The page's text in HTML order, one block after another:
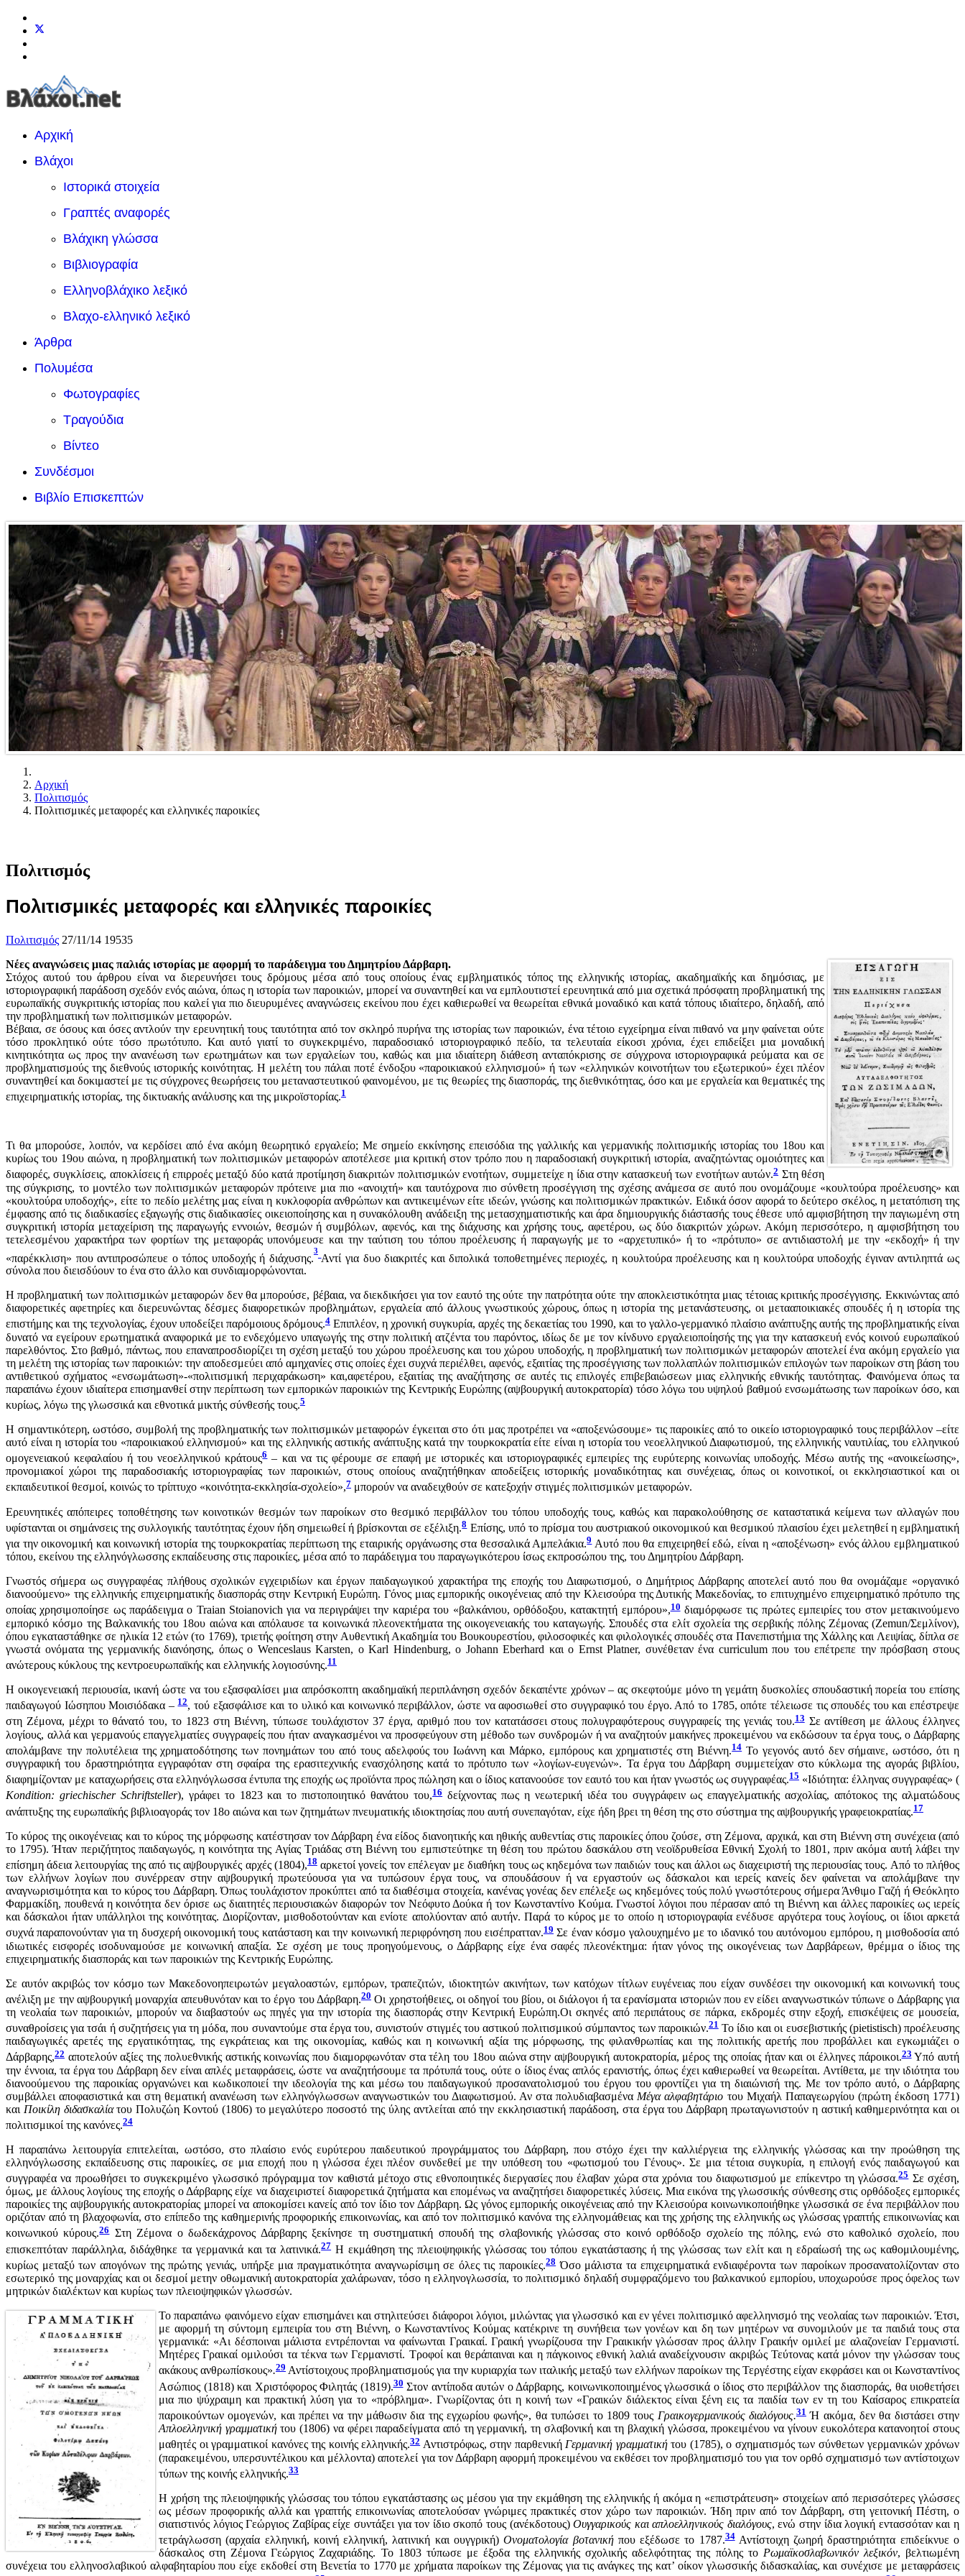
Αρχική
Βλάχοι
Ιστορικά στοιχεία
Γραπτές αναφορές
Βλάχικη γλώσσα
Βιβλιογραφία
Ελληνοβλάχικο λεξικό
Βλαχο-ελληνικό λεξικό
Άρθρα
Πολυμέσα
Φωτογραφίες
Τραγούδια
Βίντεο
Συνδέσμοι
Βιβλίο Επισκεπτών
Αρχική
Πολιτισμός
Πολιτισμικές μεταφορές και ελληνικές παροικίες
Πολιτισμός
Πολιτισμικές μεταφορές και ελληνικές παροικίες
Πολιτισμός 27/11/14 19535
Νέες αναγνώσεις μιας παλιάς ιστορίας με αφορμή το παράδειγμα του Δημητρίου Δάρβαρη.
Στόχος αυτού του άρθρου είναι να διερευνήσει τους δρόμους μέσα από τους οποίους ένας εμβληματικός τόπος της ελληνικής ιστορίας, ακαδημαϊκής και δημόσιας, με
ιστοριογραφική παράδοση σχεδόν ενός αιώνα, όπως η ιστορία των παροικιών, μπορεί να συναντηθεί και να εμπλουτιστεί ερευνητικά από μια σχετικά πρόσφατη προβληματική της
ευρωπαϊκής συγκριτικής ιστορίας που καλεί για πιο διευρυμένες αναγνώσεις εκείνου που έχει καθιερωθεί να θεωρείται εθνικά μοναδικό και κατά τόπους ιδιαίτερο, δηλαδή, από
την προβληματική των πολιτισμικών μεταφορών.
Βέβαια, σε όσους και όσες αντλούν την ερευνητική τους ταυτότητα από τον σκληρό πυρήνα της ιστορίας των παροικιών, ένα τέτοιο εγχείρημα είναι πιθανό να μην φαίνεται ούτε
τόσο προκλητικό ούτε τόσο πρωτότυπο. Και αυτό γιατί το συγκεκριμένο, παραδοσιακό ιστοριογραφικό πεδίο, τα τελευταία είκοσι χρόνια, έχει επιδείξει μια μοναδική
κινητικότητα ως προς την ανανέωση των ερωτημάτων και των εργαλείων του, καθώς και μια ιδιαίτερη διάθεση ανταπόκρισης σε σύγχρονα ιστοριογραφικά ρεύματα και σε
προβληματισμούς της διεθνούς ιστορικής κοινότητας. Η μελέτη του πάλαι ποτέ ένδοξου «παροικιακού ελληνισμού» ή των «ελληνικών κοινοτήτων του εξωτερικού» έχει πλέον
συναντηθεί και δοκιμαστεί με τις σύγχρονες θεωρήσεις του μεταναστευτικού φαινομένου, με τις θεωρίες της διασποράς, της διεθνικότητας, όσο και με εργαλεία και θεματικές της
επιχειρηματικής ιστορίας, της δικτυακής ανάλυσης και της μικροϊστορίας.1
Τι θα μπορούσε, λοιπόν, να κερδίσει από ένα ακόμη θεωρητικό εργαλείο; Με σημείο εκκίνησης επεισόδια της γαλλικής και γερμανικής πολιτισμικής ιστορίας του 18ου και
κυρίως του 19ου αιώνα, η προβληματική των πολιτισμικών μεταφορών αποτέλεσε μια κριτική στον τρόπο που η παραδοσιακή συγκριτική ιστορία, αναζητώντας ομοιότητες και
διαφορές, συγκλίσεις, αποκλίσεις ή επιρροές μεταξύ δύο κατά προτίμηση διακριτών πολιτισμικών ενοτήτων, συμμετείχε η ίδια στην κατασκευή των ενοτήτων αυτών.2 Στη θέση
της σύγκρισης, το μοντέλο των πολιτισμικών μεταφορών πρότεινε μια πιο «ανοιχτή» και ταυτόχρονα πιο σύνθετη προσέγγιση της σχέσης ανάμεσα σε αυτό που ονομάζουμε «κουλτούρα προέλευσης» και
«κουλτούρα υποδοχής», είτε το πεδίο μελέτης μας είναι η κυκλοφορία ανθρώπων και αντικειμένων είτε ιδεών, γνώσης και πολιτισμικών πρακτικών. Ειδικά όσον αφορά το δεύτερο σκέλος, η μετατόπιση της
έμφασης από τις διαδικασίες εξαγωγής στις διαδικασίες οικειοποίησης και η συνακόλουθη ανάδειξη της μετασχηματιστικής και άρα δημιουργικής διάστασής τους έθεσε υπό αμφισβήτηση την παγιωμένη στη
συγκριτική ιστορία μεταχείριση της παραγωγής εννοιών, θεσμών ή συμβόλων, αφενός, και της διάχυσης και χρήσης τους, αφετέρου, ως δύο διακριτών χώρων. Ακόμη περισσότερο, η αμφισβήτηση του
τετελεσμένου χαρακτήρα των φορτίων της μεταφοράς υπονόμευσε και την ταύτιση του τόπου προέλευσης ή παραγωγής με το «αρχετυπικό» ή το «πρότυπο» σε αντιδιαστολή με την «εκδοχή» ή την
«παρέκκλιση» που αντιπροσώπευε ο τόπος υποδοχής ή διάχυσης.
3
Αντί για δυο διακριτές και διπολικά τοποθετημένες περιοχές, η κουλτούρα προέλευσης και η κουλτούρα υποδοχής έγιναν αντιληπτά ως
σύνολα που διεισδύουν το ένα στο άλλο και συνδιαμορφώνονται.
Η προβληματική των πολιτισμικών μεταφορών δεν θα μπορούσε, βέβαια, να διεκδικήσει για τον εαυτό της ούτε την πατρότητα ούτε την αποκλειστικότητα μιας τέτοιας κριτικής προσέγγισης. Εκκινώντας από
διαφορετικές αφετηρίες και διερευνώντας δέσμες διαφορετικών προβλημάτων, εργαλεία από άλλους γνωστικούς χώρους, όπως η ιστορία της μετανάστευσης, οι μετααποικιακές σπουδές ή η ιστορία της
επιστήμης και της τεχνολογίας, έχουν υποδείξει παρόμοιους δρόμους.4 Επιπλέον, η χρονική συγκυρία, αρχές της δεκαετίας του 1990, και το γαλλο-γερμανικό πλαίσιο ανάπτυξης αυτής της προβληματικής είναι
δυνατό να εγείρουν ερωτηματικά αναφορικά με το ενδεχόμενο υπαγωγής της στην πολιτική ατζέντα του παρόντος, ιδίως δε με τον κίνδυνο εργαλειοποίησής της για την κατασκευή ενός κοινού ευρωπαϊκού
παρελθόντος. Στο βαθμό, πάντως, που επαναπροσδιορίζει τη σχέση μεταξύ του χώρου προέλευσης και του χώρου υποδοχής, η προβληματική των πολιτισμικών μεταφορών αποτελεί ένα ακόμη εργαλείο για
τη μελέτη της ιστορίας των παροικιών: την αποδεσμεύει από αμηχανίες στις οποίες έχει συχνά περιέλθει, αφενός, εξαιτίας της προσέγγισης των πολλαπλών πολιτισμικών επιλογών των παροίκων στη βάση του
αντιθετικού σχήματος «ενσωμάτωση»-«πολιτισμική περιχαράκωση» και,αφετέρου, εξαιτίας της αναζήτησης σε αυτές τις επιλογές επιβεβαιώσεων μιας ελληνικής εθνικής ταυτότητας. Φαινόμενα όπως τα
παραπάνω έχουν ιδιαίτερα επισημανθεί στην περίπτωση των εμπορικών παροικιών της Κεντρικής Ευρώπης (αψβουργική αυτοκρατορία) τόσο λόγω του υψηλού βαθμού ενσωμάτωσης των παροίκων όσο, και
κυρίως, λόγω της γλωσσικά και εθνοτικά μικτής σύνθεσής τους.5
Η σημαντικότερη, ωστόσο, συμβολή της προβληματικής των πολιτισμικών μεταφορών έγκειται στο ότι μας προτρέπει να «αποξενώσουμε» τις παροικίες από το οικείο ιστοριογραφικό τους περιβάλλον –είτε
αυτό είναι η ιστορία του «παροικιακού ελληνισμού» και της ελληνικής αστικής ανάπτυξης κατά την τουρκοκρατία είτε είναι η ιστορία του νεοελληνικού Διαφωτισμού, της ελληνικής ναυτιλίας, του ελληνικού
ομογενειακού κεφαλαίου ή του νεοελληνικού κράτους6– και να τις φέρουμε σε επαφή με ιστορικές και ιστοριογραφικές εμπειρίες της ευρύτερης κοινωνίας υποδοχής. Μέσω αυτής της «ανοικείωσης»,
προνομιακοί χώροι της παραδοσιακής ιστοριογραφίας των παροικιών, στους οποίους αναζητήθηκαν αποδείξεις ιστορικής μοναδικότητας και συνέχειας, όπως οι κοινοτικοί, οι εκκλησιαστικοί και οι
εκπαιδευτικοί θεσμοί, κοινώς το τρίπτυχο «κοινότητα-εκκλησία-σχολείο»,7 μπορούν να αναδειχθούν σε κατεξοχήν στιγμές πολιτισμικών μεταφορών.
Ερευνητικές απόπειρες τοποθέτησης των κοινοτικών θεσμών των παροίκων στο θεσμικό περιβάλλον του τόπου υποδοχής τους, καθώς και παρακολούθησης σε καταστατικά κείμενα των αλλαγών που
υφίστανται οι σημάνσεις της συλλογικής ταυτότητας έχουν ήδη σημειωθεί ή βρίσκονται σε εξέλιξη.8Επίσης, υπό το πρίσμα του αυστριακού οικονομικού και θεσμικού πλαισίου έχει μελετηθεί η εμβληματική
για την οικονομική και κοινωνική ιστορία της τουρκοκρατίας περίπτωση της εταιρικής οργάνωσης στα θεσσαλικά Αμπελάκια.9Αυτό που θα επιχειρηθεί εδώ, είναι η «αποξένωση» ενός άλλου εμβληματικού
τόπου, εκείνου της ελληνόγλωσσης εκπαίδευσης στις παροικίες, μέσα από το παράδειγμα του παραγωγικότερου ίσως εκπροσώπου της, του Δημητρίου Δάρβαρη.
Γνωστός σήμερα ως συγγραφέας πλήθους σχολικών εγχειριδίων και έργων παιδαγωγικού χαρακτήρα της εποχής του Διαφωτισμού, ο Δημήτριος Δάρβαρης αποτελεί αυτό που θα ονομάζαμε «οργανικό
διανοούμενο» της ελληνικής επιχειρηματικής διασποράς στην Κεντρική Ευρώπη. Γόνος μιας εμπορικής οικογένειας από την Κλεισούρα της Δυτικής Μακεδονίας, το επιτυχημένο επιχειρηματικό πρότυπο της
οποίας χρησιμοποίησε ως παράδειγμα ο Traian Stoianovich για να περιγράψει την καριέρα του «βαλκάνιου, ορθόδοξου, κατακτητή εμπόρου»,10διαμόρφωσε τις πρώτες εμπειρίες του στον μετακινούμενο
εμπορικό κόσμο της Βαλκανικής του 18ου αιώνα και απόλαυσε τα κοινωνικά πλεονεκτήματα της οικογενειακής του καταγωγής. Σπουδές στα ελίτ σχολεία της σερβικής πόλης Ζέμονας (Zemun/Σεμλίνον),
όπου εγκαταστάθηκε σε ηλικία 12 ετών (το 1769), τριετής φοίτηση στην Αυθεντική Ακαδημία του Βουκουρεστίου, φιλοσοφικές και φιλολογικές σπουδές στα Πανεπιστήμια της Χάλλης και Λειψίας, δίπλα σε
γνωστά ονόματα της γερμανικής διανόησης, όπως ο Wenceslaus Karsten, ο Karl Hindenburg, ο Johann Eberhard και ο Ernst Platner, συνέθεταν ένα curriculum που του επέτρεπε την πρόσβαση στους
ανώτερους κύκλους της κεντροευρωπαϊκής και ελληνικής λογιοσύνης.11
Η οικογενειακή περιουσία, ικανή ώστε να του εξασφαλίσει μια απρόσκοπτη ακαδημαϊκή περιπλάνηση σχεδόν δεκαπέντε χρόνων – ας σκεφτούμε μόνο τη γεμάτη δυσκολίες σπουδαστική πορεία του επίσης
παιδαγωγού Ιώσηπου Μοισιόδακα –12, τού εξασφάλισε και το υλικό και κοινωνικό περιβάλλον, ώστε να αφοσιωθεί στο συγγραφικό του έργο. Από το 1785, οπότε τέλειωσε τις σπουδές του και επέστρεψε
στη Ζέμονα, μέχρι το θάνατό του, το 1823 στη Βιέννη, τύπωσε τουλάχιστον 37 έργα, αριθμό που τον κατατάσσει στους πολυγραφότερους συγγραφείς της γενιάς του.13Σε αντίθεση με άλλους έλληνες
λογίους, αλλά και γερμανούς επαγγελματίες συγγραφείς που ήταν αναγκασμένοι να προσφεύγουν στη μέθοδο των συνδρομών ή να αναζητούν μαικήνες προκειμένου να εκδώσουν τα έργα τους, ο Δάρβαρης
απολάμβανε την πολυτέλεια της χρηματοδότησης των πονημάτων του από τους αδελφούς του Ιωάννη και Μάρκο, εμπόρους και χρηματιστές στη Βιέννη.14Το γεγονός αυτό δεν σήμαινε, ωστόσο, ότι η
συγγραφική του δραστηριότητα εγγραφόταν στη σφαίρα της ερασιτεχνικής ενασχόλησης κατά το πρότυπο των «λογίων-ευγενών». Τα έργα του Δάρβαρη συμμετείχαν στο κύκλωμα της αγοράς βιβλίου,
διαφημίζονταν με καταχωρήσεις στα ελληνόγλωσσα έντυπα της εποχής ως προϊόντα προς πώληση και ο ίδιος κατανοούσε τον εαυτό του και ήταν γνωστός ως συγγραφέας.15 «Ιδιότητα: έλληνας συγγραφέας» (
Kondition: griechischer Schriftsteller), γράφει το 1823 και το πιστοποιητικό θανάτου του,16δείχνοντας πως η νεωτερική ιδέα του συγγράφειν ως επαγγελματικής ασχολίας, απότοκος της αλματώδους
ανάπτυξης της ευρωπαϊκής βιβλιοαγοράς τον 18ο αιώνα και των ζητημάτων πνευματικής ιδιοκτησίας που αυτή συνεπαγόταν, είχε ήδη βρει τη θέση της στο σύστημα της αψβουργικής γραφειοκρατίας.17
Το κύρος της οικογένειας και το κύρος της μόρφωσης κατέστησαν τον Δάρβαρη ένα είδος διανοητικής και ηθικής αυθεντίας στις παροικίες όπου ζούσε, στη Ζέμονα, αρχικά, και στη Βιέννη στη συνέχεια (από
το 1795). Ήταν περιζήτητος παιδαγωγός, η κοινότητα της Αγίας Τριάδας στη Βιέννη του εμπιστεύτηκε τη θέση του πρώτου δασκάλου στη νεοϊδρυθείσα Εθνική Σχολή το 1801, πριν ακόμα αυτή λάβει την
επίσημη άδεια λειτουργίας της από τις αψβουργικές αρχές (1804),18αρκετοί γονείς τον επέλεγαν με διαθήκη τους ως κηδεμόνα των παιδιών τους και άλλοι ως διαχειριστή της περιουσίας τους. Από το πλήθος
των ελλήνων λογίων που συνέρρεαν στην αψβουργική πρωτεύουσα για να τυπώσουν έργα τους, να σπουδάσουν ή να εργαστούν ως δάσκαλοι και ιερείς κανείς δεν φαίνεται να απολάμβανε την
αναγνωρισιμότητα και το κύρος του Δάρβαρη. Όπως τουλάχιστον προκύπτει από τα διαθέσιμα στοιχεία, κανένας γονέας δεν επέλεξε ως κηδεμόνες τούς πολύ γνωστότερους σήμερα Άνθιμο Γαζή ή Θεόκλητο
Φαρμακίδη, πουθενά η κοινότητα δεν όρισε ως διαιτητές περιουσιακών διαφορών τον Νεόφυτο Δούκα ή τον Κωνσταντίνο Κούμα. Γνωστοί λόγιοι που πέρασαν από τη Βιέννη και άλλες παροικίες ως ιερείς
και δάσκαλοι ήταν υπάλληλοι της κοινότητας. Διορίζονταν, μισθοδοτούνταν και ενίοτε απολύονταν από αυτήν. Παρά το κύρος με το οποίο η ιστοριογραφία ενέδυσε αργότερα τους λογίους, οι ίδιοι αρκετά
συχνά παραπονούνταν για τη δυσχερή οικονομική τους κατάσταση και την κοινωνική περιφρόνηση που εισέπρατταν.19 Σε έναν κόσμο γαλουχημένο με το ιδανικό του αυτόνομου εμπόρου, η μισθοδοσία από
ιδιωτικές εισφορές ισοδυναμούσε με κοινωνική απαξία. Σε σχέση με τους προηγούμενους, ο Δάρβαρης είχε ένα σαφές πλεονέκτημα: ήταν γόνος της οικογένειας των Δαρβάρεων, θρέμμα ο ίδιος της
επιχειρηματικής διασποράς και των παροικιών της Κεντρικής Ευρώπης.
Σε αυτόν ακριβώς τον κόσμο των Μακεδονοηπειρωτών μεγαλοαστών, εμπόρων, τραπεζιτών, ιδιοκτητών ακινήτων, των κατόχων τίτλων ευγένειας που είχαν συνδέσει την οικονομική και κοινωνική τους
ανέλιξη με την αψβουργική μοναρχία απευθυνόταν και το έργο του Δάρβαρη.20 Οι χρηστοήθειες, οι οδηγοί του βίου, οι διάλογοι ή τα ερανίσματα ιστοριών που εν είδει αναγνωστικών τύπωνε ο Δάρβαρης για
τη νεολαία των παροικιών, μπορούν να διαβαστούν ως πηγές για την ιστορία της διασποράς στην Κεντρική Ευρώπη.Οι σκηνές από περιπάτους σε πάρκα, εκδρομές στην εξοχή, επισκέψεις σε μουσεία,
συναθροίσεις για τσάι ή συζητήσεις για τη μόδα, που συναντούμε στα έργα του, συνιστούν στιγμές του αστικού πολιτισμικού σύμπαντος των παροικιών.21Το ίδιο και οι ευσεβιστικής (pietistisch) προέλευσης
παιδαγωγικές αρετές της εργατικότητας, της εγκράτειας και της οικονομίας, καθώς και η κοινωνική αξία της μόρφωσης, της φιλανθρωπίας και της πολιτικής αρετής που προβάλλει και εγκωμιάζει ο
Δάρβαρης,22 αποτελούν αξίες της πολυεθνικής αστικής κοινωνίας που διαμορφωνόταν στα τέλη του 18ου αιώνα στην αψβουργική αυτοκρατορία, μέρος της οποίας ήταν και οι έλληνες πάροικοι.23Υπό αυτή
την έννοια, τα έργα του Δάρβαρη δεν είναι απλές μεταφράσεις, ώστε να αναζητήσουμε τα πρότυπά τους, ούτε ο ίδιος ένας απλός ερανιστής, όπως έχει καθιερωθεί να θεωρείται. Αντίθετα, με την ιδιότητα του
διανοούμενου της παροικίας οργανώνει και κωδικοποιεί την ιδεολογία της και μέσω του παιδαγωγικού προσανατολισμού του έργου του φροντίζει για τη διαιώνισή της. Με τον τρόπο αυτό, ο Δάρβαρης
συμβάλλει αποφασιστικά και στη θεματική ανανέωση των ελληνόγλωσσων αναγνωστικών του Διαφωτισμού. Αν στα πολυδιαβασμένα Μέγα αλφαβητάριο του Μιχαήλ Παπαγεωργίου (πρώτη έκδοση 1771)
και Ποικίλη διδασκαλίατου Πολυζώη Κοντού (1806) το μεγαλύτερο ποσοστό της ύλης αντλείται από την εκκλησιαστική παράδοση, στα έργα του Δάρβαρη πρωταγωνιστούν η αστική καθημερινότητα και οι
πολιτισμικοί της κανόνες.24
Η παραπάνω λειτουργία επιτελείται, ωστόσο, στο πλαίσιο ενός ευρύτερου παιδευτικού προγράμματος του Δάρβαρη, που στόχο έχει την καλλιέργεια της ελληνικής γλώσσας και την προώθηση της
ελληνόγλωσσης εκπαίδευσης στις παροικίες, σε μια εποχή που η γλώσσα έχει πλέον συνδεθεί με την υπόθεση του «φωτισμού του Γένους». Σε μια τέτοια συγκυρία, η επιλογή ενός παιδαγωγού και
συγγραφέα να προωθήσει το συγκεκριμένο γλωσσικό πρόγραμμα τον καθιστά μέτοχο στις εθνοποιητικές διεργασίες που έλαβαν χώρα στα χρόνια του διαφωτισμού με επίκεντρο τη γλώσσα.25Σε σχέση,
όμως, με άλλους λογίους της εποχής ο Δάρβαρης είχε να διαχειριστεί διαφορετικά ζητήματα και επομένως να αναζητήσει διαφορετικές λύσεις. Μια εικόνα της γλωσσικής σύνθεσης στις ορθόδοξες εμπορικές
παροικίες της αψβουργικής αυτοκρατορίας μπορεί να αποκομίσει κανείς από τον ίδιο τον Δάρβαρη. Ως γόνος εμπορικής οικογένειας από την Κλεισούρα κοινωνικοποιήθηκε γλωσσικά σε ένα περιβάλλον που
οριζόταν από τη βλαχοφωνία, στο επίπεδο της καθημερινής προφορικής επικοινωνίας, και από τον πολιτισμικό κανόνα της ελληνομάθειας και της χρήσης της ελληνικής ως γλώσσας γραπτής επικοινωνίας και
κοινωνικού κύρους.26Στη Ζέμονα ο δωδεκάχρονος Δάρβαρης ξεκίνησε τη συστηματική σπουδή της σλαβονικής γλώσσας στο κοινό ορθόδοξο σχολείο της πόλης, ενώ στο καθολικό σχολείο, που
επισκεπτόταν παράλληλα, διδάχθηκε τα γερμανικά και τα λατινικά.27Η εκμάθηση της πλειοψηφικής γλώσσας του τόπου εγκατάστασης ή της γλώσσας των ελίτ και η εδραίωσή της ως καθομιλουμένης,
κυρίως μεταξύ των απογόνων της πρώτης γενιάς, υπήρξε μια πραγματικότητα αναγνωρίσιμη σε όλες τις παροικίες.28Όσο μάλιστα τα επιχειρηματικά ενδιαφέροντα των παροίκων προσανατολίζονταν στο
εσωτερικό της μοναρχίας και οι δεσμοί μετην οθωμανική αυτοκρατορία χαλάρωναν, τόσο η ελληνογλωσσία, το πολιτισμικό δηλαδή συμφραζόμενο του βαλκανικού εμπορίου, υποχωρούσε προς όφελος των
μητρικών διαλέκτων και κυρίως των πλειοψηφικών γλωσσών.
Το παραπάνω φαινόμενο είχαν επισημάνει και στηλιτεύσει διάφοροι λόγιοι, μιλώντας για γλωσσικό και εν γένει πολιτισμικό αφελληνισμό της νεολαίας των παροικιών. Έτσι,
με αφορμή τη σύντομη εμπειρία του στη Βιέννη, ο Κωνσταντίνος Κούμας κατέκρινε τη συνήθεια των γονέων και δη των μητέρων να συνομιλούν με τα παιδιά τους στα
γερμανικά: «Αι δέσποιναι μάλιστα εντρέπονται να φαίνωνται Γραικαί. Γραική γνωρίζουσα την Γραικικήν γλώσσαν προς άλλην Γραικήν ομιλεί με αλαζονείαν Γερμανιστί.
Μητέρες Γραικαί ομιλούσι τα τέκνα των Γερμανιστί. Τροφοί και θεράπαιναι και η πάγκοινος εθνική λαλιά αναδείχνουσιν ακριβώς Τεύτονας κατά μόνον την γλώσσαν τους
ακάκους ανθρωπίσκους».29 Αντίστοιχους προβληματισμούς για την κυριαρχία των ιταλικής μεταξύ των ελλήνων παροίκων της Τεργέστης είχαν εκφράσει και οι Κωνσταντίνος
Ασώπιος (1818) και Χριστόφορος Φιλητάς (1819).30Στον αντίποδα αυτών ο Δάρβαρης, κοινωνικοποιημένος γλωσσικά ο ίδιος στο περιβάλλον της διασποράς, θα υιοθετήσει
μια πιο ψύχραιμη και πρακτική λύση για το «πρόβλημα». Γνωρίζοντας ότι η κοινή των «Γραικών διάλεκτος είναι ξένη εις τα παιδία των εν τη του Καίσαρος επικρατεία
παροικούντων ομογενών, και πρέπει να την μάθωσιν δια της εγχωρίου φωνής», θα τυπώσει το 1809 τους Γραικογερμανικούς διαλόγους.31Ή ακόμα, δεν θα διστάσει στην
Απλοελληνική γραμματικήτου (1806) να φέρει παραδείγματα από τη γερμανική, τη σλαβονική και τη βλαχική γλώσσα, προκειμένου να γίνουν ευκολότερα κατανοητοί στους
μαθητές οι γραμματικοί κανόνες της κοινής ελληνικής.32Αντιστρόφως, στην παρθενικήΓερμανική γραμματικήτου (1785), ο σχηματισμός των σύνθετων γερμανικών χρόνων
(παρακειμένου, υπερσυντέλικου και μέλλοντα) αποτελεί για τον Δάρβαρη αφορμή προκειμένου να εκθέσει τον προβληματισμό του για τον ορθό σχηματισμό των αντίστοιχων
τύπων της κοινής ελληνικής.33
Η χρήση της πλειοψηφικής γλώσσας του τόπου εγκατάστασης ως μέσου για την εκμάθηση της ελληνικής ή ακόμα η «επιστράτευση» στοιχείων από περισσότερες γλώσσες
ως μέσων προφορικής αλλά και γραπτής επικοινωνίας αποτελούσαν γνώριμες πρακτικές στον χώρο των παροικιών. Ήδη πριν από τον Δάρβαρη, στη γειτονική Πέστη, ο
σιατιστινός λόγιος Γεώργιος Ζαβίρας είχε συντάξει για τον ίδιο σκοπό τους (ανέκδοτους)Ουγγαρικούς και απλοελληνικούς διαλόγους, ενώ στην ίδια λογική εντασσόταν και η
τετράγλωσση (αρχαία ελληνική, κοινή ελληνική, λατινική και ουγγρική)Ονοματολογία βοτανική που εξέδωσε το 1787.34Αντίστοιχη ζωηρή δραστηριότητα επιδείκνυε ο
δάσκαλος στη Ζέμονα Γεώργιος Ζαχαριάδης. Το 1803 τύπωσε με έξοδα της ελληνικής σχολικής αδελφότητας της πόλης το Ρωμαϊκοσλαβωνικόν λεξικόν, βελτιωμένη
συνέχεια του ελληνοσλαβικού αλφαβηταρίου που είχε εκδοθεί στη Βενετία το 1770 με χρήματα παροίκων της Ζέμονας για τις ανάγκες της κατ’ οίκον γλωσσικής διδασκαλίας, και συνέχισε με μεταφράσεις